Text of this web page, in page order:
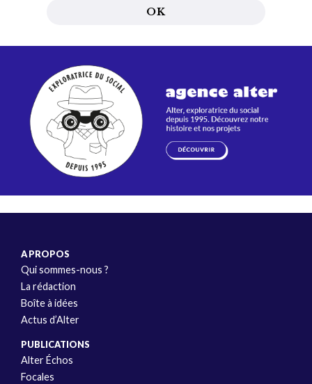
A PROPOS
Qui sommes-nous ?
La rédaction
Boîte à idées
Actus d’Alter
PUBLICATIONS
Alter Échos
Focales